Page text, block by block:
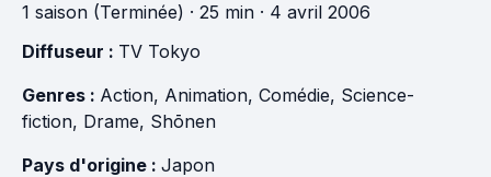
1 saison (Terminée) · 25 min · 4 avril 2006
Diffuseur : TV Tokyo
Genres : Action, Animation, Comédie, Science-
fiction, Drame, Shōnen
Pays d'origine : Japon